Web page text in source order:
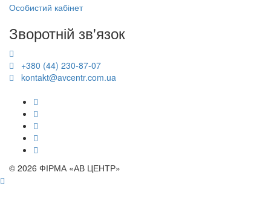
Особистий кабінет
Зворотній зв'язок
+380 (44) 230-87-07
kontakt@avcentr.com.ua
© 2026 ФІРМА «АВ ЦЕНТР»